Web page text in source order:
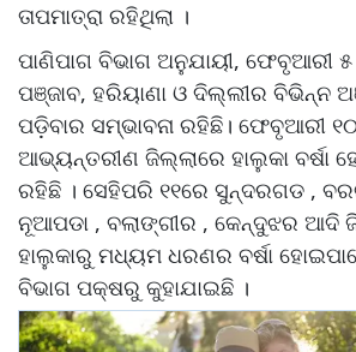
ତାପମାତ୍ରା ରହିଥିଲା ।
ପାଣିପାଗ ବିଭାଗ ଅନୁଯାୟୀ, ଫେବୃଆରୀ ୫
ପଞ୍ଜାବ, ହରିୟାଣା ଓ ଦିଲ୍ଲୀର ବିଭିନ୍ନ
ପଡ଼ିବାର ସମ୍ଭାବନା ରହିଛି। ଫେବୃଆରୀ
ଆଭ୍ୟନ୍ତରୀଣ ଜିଲ୍ଲାରେ ହାଲୁକା ବର୍ଷା
ରହିଛି । ସେହିପରି ୧୧ରେ ସୁନ୍ଦରଗଡ ,
ନୂଆପଡା , ବଲାଙ୍ଗୀର , କେନ୍ଦୁଝର ଆଦି
ହାଲୁକାରୁ ମଧ୍ୟମ ଧରଣର ବର୍ଷା
ବିଭାଗ ପକ୍ଷରୁ କୁହାଯାଇଛି ।